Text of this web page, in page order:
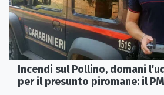
Incendi sul Pollino, domani
per il presunto piromane: il